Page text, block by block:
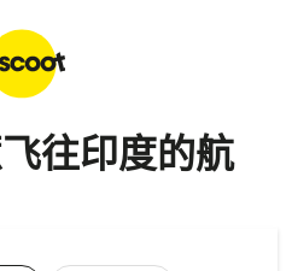
往印度的航